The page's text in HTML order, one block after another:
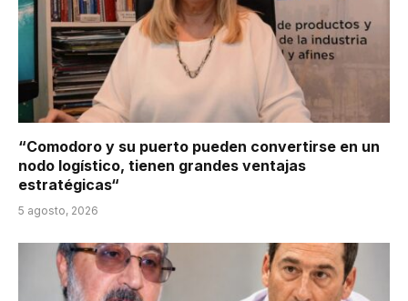
“Comodoro y su puerto pueden convertirse en un
nodo logístico, tienen grandes ventajas
estratégicas“
5 agosto, 2026